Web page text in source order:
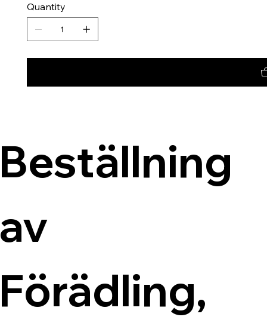
Quantity